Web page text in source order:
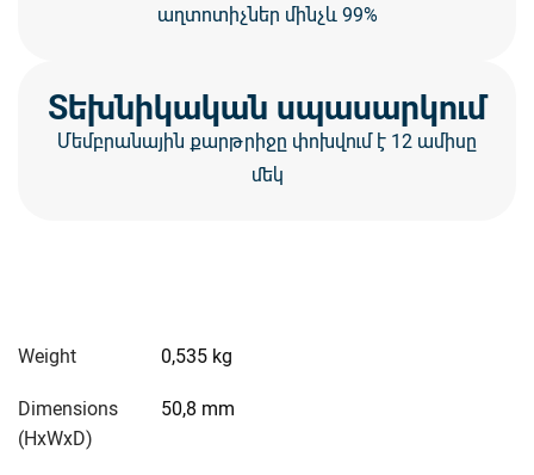
աղտոտիչներ մինչև 99%
Տեխնիկական սպասարկում
Մեմբրանային քարթրիջը փոխվում է 12 ամիսը
մեկ
Weight 0,535 kg
Dimensions
(HxWxD)
50,8 mm